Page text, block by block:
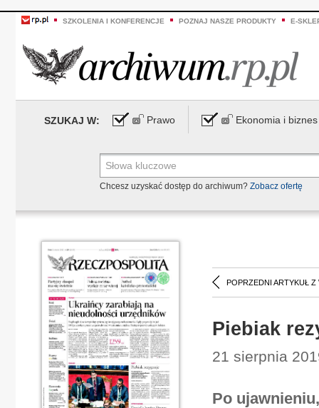
SZKOLENIA I KONFERENCJE POZNAJ NASZE PRODUKTY E-
SZUKAJ W: Prawo Ekonomia i biznes
Chcesz uzyskać dostęp do archiwum? Zobacz ofertę
POPRZEDNI ARTYKUŁ Z
Piebiak
21 sierpnia
Po